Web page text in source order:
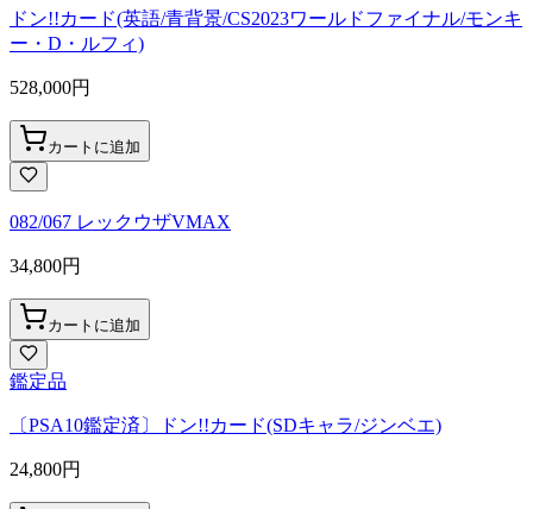
ドン!!カード(英語/青背景/CS2023ワールドファイナル/モンキ
ー・D・ルフィ)
528,000円
カートに追加
082/067 レックウザVMAX
34,800円
カートに追加
鑑定品
〔PSA10鑑定済〕ドン!!カード(SDキャラ/ジンベエ)
24,800円